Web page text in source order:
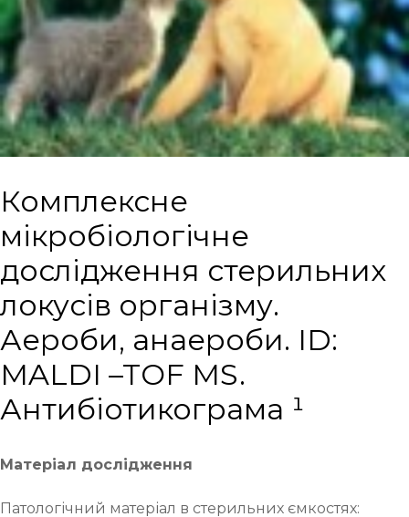
Комплексне
мікробіологічне
дослідження стерильних
локусів організму.
Аероби, анаероби. ID:
MALDI –TOF MS.
Антибіотикограма ¹
Матеріал дослідження
Патологічний матеріал в стерильних ємкостях: